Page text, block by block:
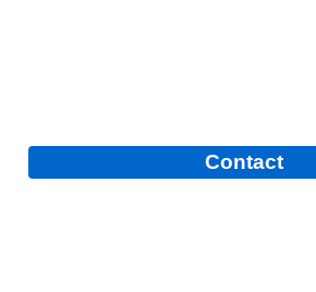
Contact